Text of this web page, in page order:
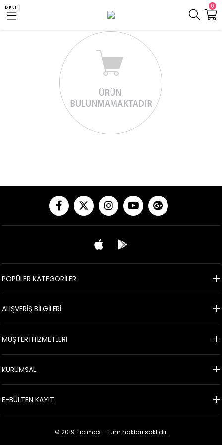
0
MENU
POPÜLER KATEGORİLER
ALIŞVERİŞ BİLGİLERİ
MÜŞTERİ HİZMETLERİ
KURUMSAL
E-BÜLTEN KAYIT
© 2019 Ticimax - Tüm hakları saklıdır.